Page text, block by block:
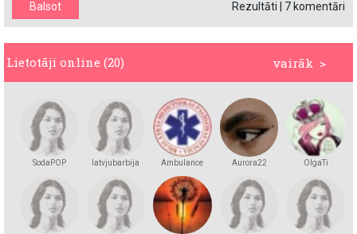
Rezultāti 7 komentāri
vairāk >
Lietotāji online (20)
SodaPOP latvjubarbija Ambulance Aurora22 OlgaTi